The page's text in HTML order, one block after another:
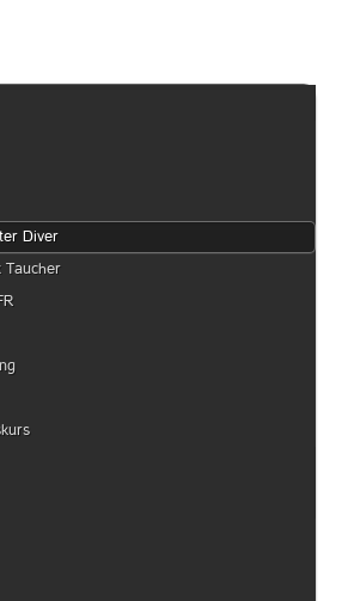
Diver
Taucher